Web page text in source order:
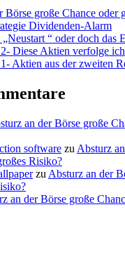
Börse große Chance oder
Dividenden-Alarm
“ oder doch das
Diese Aktien verfolge
Aktien aus der zweiten
an der Börse große
software zu Absturz
Risiko?
zu Absturz an der
an der Börse große